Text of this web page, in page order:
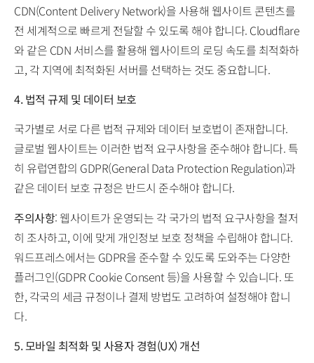
CDN(Content Delivery Network)을 사용해 웹사이트 콘텐츠를
전 세계적으로 빠르게 전달할 수 있도록 해야 합니다. Cloudflare
와 같은 CDN 서비스를 활용해 웹사이트의 로딩 속도를 최적화하
고, 각 지역에 최적화된 서버를 선택하는 것도 중요합니다.
4. 법적 규제 및 데이터 보호
국가별로 서로 다른 법적 규제와 데이터 보호법이 존재합니다.
글로벌 웹사이트는 이러한 법적 요구사항을 준수해야 합니다. 특
히 유럽연합의 GDPR(General Data Protection Regulation)과
같은 데이터 보호 규정은 반드시 준수해야 합니다.
주의사항: 웹사이트가 운영되는 각 국가의 법적 요구사항을 철저
히 조사하고, 이에 맞게 개인정보 보호 정책을 수립해야 합니다.
워드프레스에서는 GDPR을 준수할 수 있도록 도와주는 다양한
플러그인(GDPR Cookie Consent 등)을 사용할 수 있습니다. 또
한, 각국의 세금 규정이나 결제 방법도 고려하여 설정해야 합니
다.
5. 모바일 최적화 및 사용자 경험(UX) 개선